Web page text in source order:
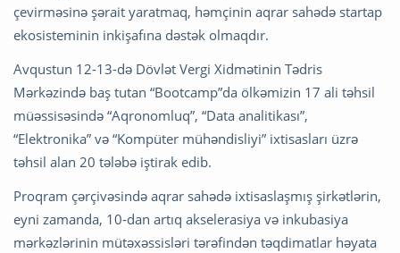
çevirməsinə şərait yaratmaq, həmçinin aqrar sahədə startap
ekosisteminin inkişafına dəstək olmaqdır.
Avqustun 12-13-də Dövlət Vergi Xidmətinin Tədris
Mərkəzində baş tutan “Bootcamp”da ölkəmizin 17 ali təhsil
müəssisəsində “Aqronomluq”, “Data analitikası”,
“Elektronika” və “Kompüter mühəndisliyi” ixtisasları üzrə
təhsil alan 20 tələbə iştirak edib.
Proqram çərçivəsində aqrar sahədə ixtisaslaşmış şirkətlərin,
eyni zamanda, 10-dan artıq akselerasiya və inkubasiya
mərkəzlərinin mütəxəssisləri tərəfindən təqdimatlar həyata